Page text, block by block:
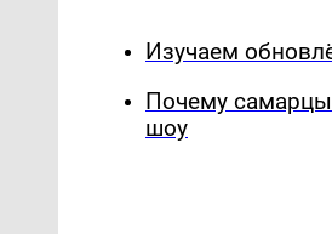
Изучаем
Почему
шоу